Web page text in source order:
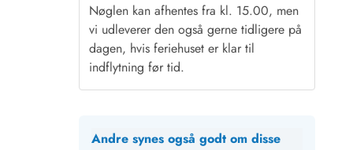
Nøglen kan afhentes fra kl. 15.00, men
vi udleverer den også gerne tidligere på
dagen, hvis feriehuset er klar til
indflytning før tid.
Andre synes også godt om disse